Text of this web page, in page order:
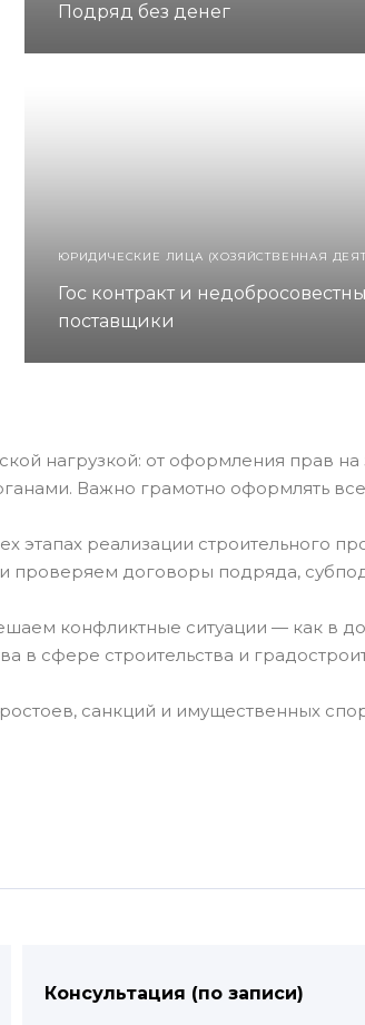
Подряд без денег
ЮРИДИЧЕСКИЕ ЛИЦА (ХОЗЯЙСТВЕННАЯ
Гос контракт и
поставщики
нагрузкой: от оформления прав
Важно грамотно оформлять
реализации строительного
проверяем договоры подряда,
конфликтные ситуации — как в
в сфере строительства и
санкций и имущественных
Консультация (по записи)